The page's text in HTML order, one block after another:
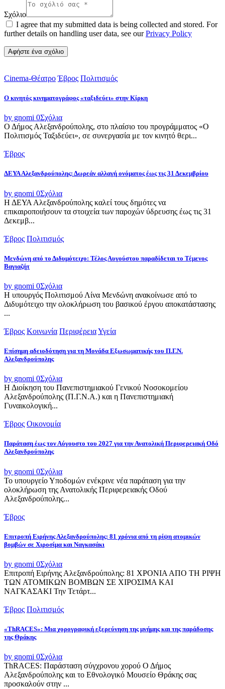
Σχόλιο
I agree that my submitted data is being collected and stored. For
further details on handling user data, see ourPrivacy Policy
Cinema-Θέατρο Έβρος Πολιτισμός
Ο κινητός κινηματογράφος «ταξιδεύει» στην Κίρκη
by gnomi 0Σχόλια
Ο Δήμος Αλεξανδρούπολης, στο πλαίσιο του προγράμματος «Ο
Πολιτισμός Ταξιδεύει», σε συνεργασία με τον κινητό θερι...
Έβρος
ΔΕΥΑ Αλεξανδρούπολης: Δωρεάν αλλαγή ονόματος έως τις 31 Δεκεμβρίου
by gnomi 0Σχόλια
Η ΔΕΥΑ Αλεξανδρούπολης καλεί τους δημότες να
επικαιροποιήσουν τα στοιχεία των παροχών ύδρευσης έως τις 31
Δεκεμβ...
Έβρος Πολιτισμός
Μενδώνη από το Διδυμότειχο: Τέλος Αυγούστου παραδίδεται το Τέμενος
Βαγιαζήτ
by gnomi 0Σχόλια
Η υπουργός Πολιτισμού Λίνα Μενδώνη ανακοίνωσε από το
Διδυμότειχο την ολοκλήρωση του βασικού έργου αποκατάστασης
...
Έβρος Κοινωνία ΠεριφέρειαΥγεία
Επίσημη αδειοδότηση για τη Μονάδα Εξωσωματικής του Π.Γ.Ν.
Αλεξανδρούπολης
by gnomi 0Σχόλια
Η Διοίκηση του Πανεπιστημιακού Γενικού Νοσοκομείου
Αλεξανδρούπολης (Π.Γ.Ν.Α.) και η Πανεπιστημιακή
Γυναικολογική...
Έβρος Οικονομία
Παράταση έως τον Αύγουστο του 2027 για την Ανατολική Περιφερειακή Οδό
Αλεξανδρούπολης
by gnomi 0Σχόλια
Το υπουργείο Υποδομών ενέκρινε νέα παράταση για την
ολοκλήρωση της Ανατολικής Περιφερειακής Οδού
Αλεξανδρούπολης...
Έβρος
Επιτροπή Ειρήνης Αλεξανδρούπολης: 81 χρόνια από τη ρίψη ατομικών
βομβών σε Χιροσίμα και Ναγκασάκι
by gnomi 0Σχόλια
Επιτροπή Ειρήνης Αλεξανδρούπολης: 81 ΧΡΟΝΙΑ ΑΠΟ ΤΗ ΡΙΨΗ
ΤΩΝ ΑΤΟΜΙΚΩΝ ΒΟΜΒΩΝ ΣΕ ΧΙΡΟΣΙΜΑ ΚΑΙ
ΝΑΓΚΑΣΑΚΙ Την Τετάρτ...
Έβρος Πολιτισμός
«ThRACES»: Μια χορογραφική εξερεύνηση της μνήμης και της παράδοσης
της Θράκης
by gnomi 0Σχόλια
ThRACES: Παράσταση σύγχρονου χορού Ο Δήμος
Αλεξανδρούπολης και το Εθνολογικό Μουσείο Θράκης σας
προσκαλούν στην ...